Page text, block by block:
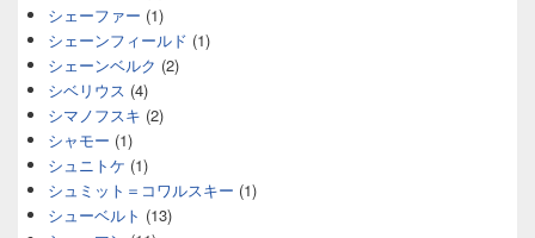
シェーファー (1)
シェーンフィールド (1)
シェーンベルク (2)
シベリウス (4)
シマノフスキ (2)
シャモー (1)
シュニトケ (1)
シュミット＝コワルスキー (1)
シューベルト (13)